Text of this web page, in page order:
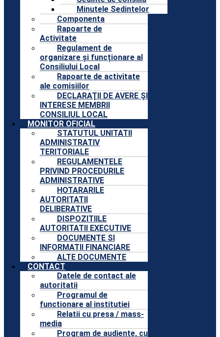
Minutele Sedintelor
Componenta
Rapoarte de
Activitate
Regulament de
organizare și funcționare al
Consiliului Local
Rapoarte de activitate
ale comisiilor
DECLARAȚII DE AVERE ȘI
INTERESE MEMBRII
CONSILIUL LOCAL
MONITOR OFICIAL
STATUTUL UNITATII
ADMINISTRATIV
TERITORIALE
REGULAMENTELE
PRIVIND PROCEDURILE
ADMINISTRATIVE
HOTARARILE
AUTORITATII
DELIBERATIVE
DISPOZITIILE
AUTORITATII EXECUTIVE
DOCUMENTE SI
INFORMATII FINANCIARE
ALTE DOCUMENTE
CONTACT
Datele de contact ale
autoritatii
Programul de
functionare al institutiei
Relatii cu presa / mass-
media
Program de audiente, cu